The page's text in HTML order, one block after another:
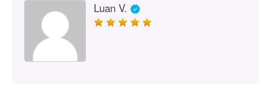
Luan V.